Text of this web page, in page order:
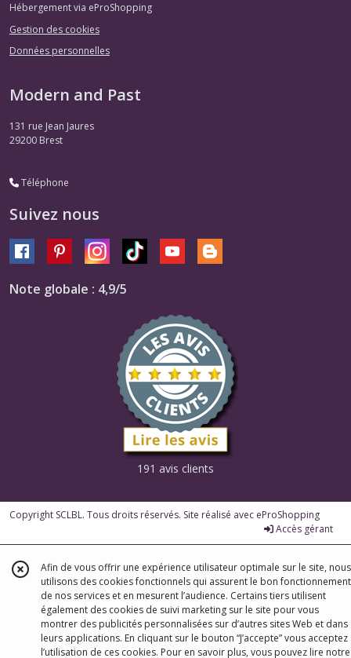
Hébergement via eProShopping
Gestion des cookies
Données personnelles
Modern and Past
131 rue Jean Jaures
29200 Brest
Téléphone
Suivez nous
Note globale : 4,9/5
191 avis clients
Copyright SCLBL. Tous droits réservés. Site réalisé avec eProShopping
Accès gérant
Afin de vous offrir une expérience utilisateur optimale sur le site, nous
utilisons des cookies fonctionnels qui assurent le bon fonctionnement
de nos services et en mesurent l’audience. Certains tiers utilisent
également des cookies de suivi marketing sur le site pour vous
montrer des publicités personnalisées sur d’autres sites Web et dans
leurs applications. En cliquant sur le bouton “J’accepte” vous acceptez
l’utilisation de ces cookies. Pour en savoir plus, vous pouvez lire notre